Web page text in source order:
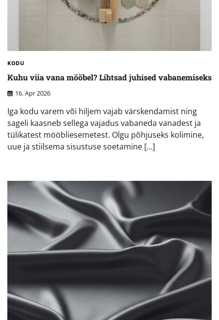
KODU
Kuhu viia vana mööbel? Lihtsad juhised vabanemiseks
16. Apr 2026
Iga kodu varem või hiljem vajab värskendamist ning
sageli kaasneb sellega vajadus vabaneda vanadest ja
tülikatest mööbliesemetest. Olgu põhjuseks kolimine,
uue ja stiilsema sisustuse soetamine […]